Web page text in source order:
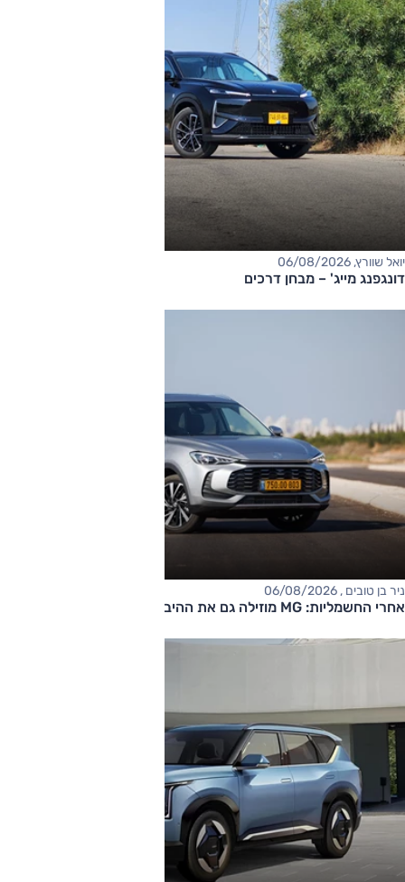
יואל שוורץ, 06/08/2026
דונגפנג מייג' – מבחן דרכים
ניר בן טובים , 06/08/2026
אחרי החשמליות: MG מוזילה גם את ההיברידיות